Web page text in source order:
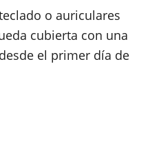
o auriculares
cubierta con una
el primer día de